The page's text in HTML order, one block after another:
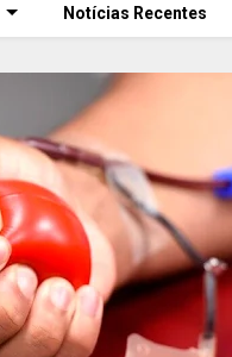
Notícias Recentes